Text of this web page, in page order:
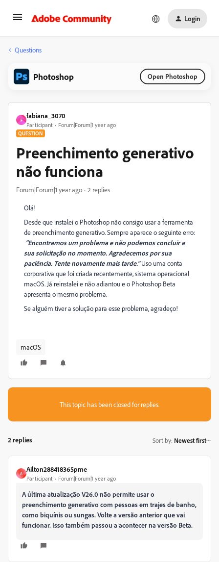
Login
Questions
Photoshop Open Photoshop
F
fabiana_3070
Participant Forum|Forum|1 year ago
QUESTION
Preenchimento generativo
não funciona
Forum|Forum|1 year ago 2 replies
Olá!
Desde que instalei o Photoshop não consigo usar a ferramenta
de preenchimento generativo. Sempre aparece o seguinte erro:
"Encontramos um problema e não podemos concluir a
sua solicitação no momento. Agradecemos por sua
paciência. Tente novamente mais tarde."Uso uma conta
corporativa que foi criada recentemente, sistema operacional
macOS. Já reinstalei e não adiantou e o Photoshop Beta
apresenta o mesmo problema.
Se alguém tiver a solução para esse problema, agradeço!
macOS
This topic has been closed for replies.
2 replies Sort by: Newest first
A
Ailton288418365pme
Participant Forum|Forum|1 year ago
A última atualização V26.0 não permite usar o
preenchimento generativo com pessoas em trajes de banho,
como biquínis ou sungas. Volte a versão anterior que vai
funcionar. Isso também passou a acontecer na versão Beta.